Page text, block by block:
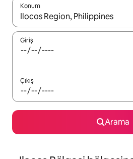
Konum
Sonuçlar kullanılabilir olduğunda
Giriş
Çıkış
Arama